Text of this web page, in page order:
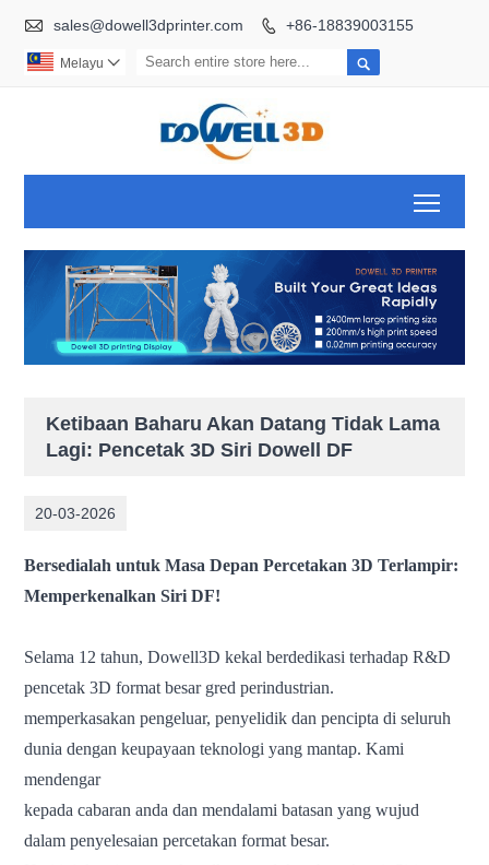
 sales@dowell3dprinter.com  +86-18839003155

Melayu 
Ketibaan Baharu Akan Datang Tidak Lama
Lagi: Pencetak 3D Siri Dowell DF
20-03-2026
Bersedialah untuk Masa Depan Percetakan 3D Terlampir:
Memperkenalkan Siri DF!
Selama 12 tahun, Dowell3D kekal berdedikasi terhadap R&D
pencetak 3D format besar gred perindustrian.
memperkasakan pengeluar, penyelidik dan pencipta di seluruh
dunia dengan keupayaan teknologi yang mantap. Kami
mendengar
kepada cabaran anda dan mendalami batasan yang wujud
dalam penyelesaian percetakan format besar.